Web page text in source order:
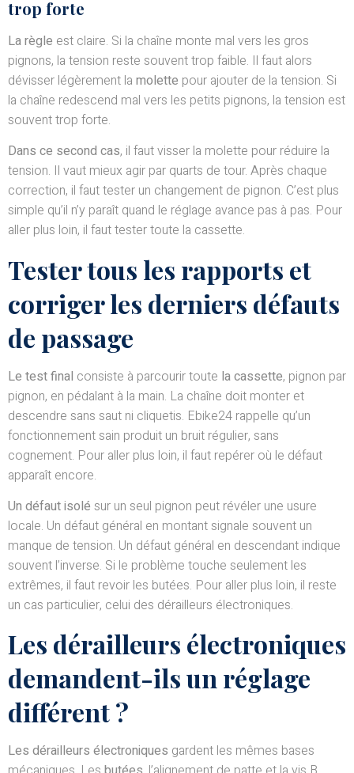
trop forte
La règle est claire. Si la chaîne monte mal vers les gros
pignons, la tension reste souvent trop faible. Il faut alors
dévisser légèrement la molette pour ajouter de la tension. Si
la chaîne redescend mal vers les petits pignons, la tension est
souvent trop forte.
Dans ce second cas, il faut visser la molette pour réduire la
tension. Il vaut mieux agir par quarts de tour. Après chaque
correction, il faut tester un changement de pignon. C’est plus
simple qu’il n’y paraît quand le réglage avance pas à pas. Pour
aller plus loin, il faut tester toute la cassette.
Tester tous les rapports et
corriger les derniers défauts
de passage
Le test final consiste à parcourir toute la cassette, pignon par
pignon, en pédalant à la main. La chaîne doit monter et
descendre sans saut ni cliquetis. Ebike24 rappelle qu’un
fonctionnement sain produit un bruit régulier, sans
cognement. Pour aller plus loin, il faut repérer où le défaut
apparaît encore.
Un défaut isolé sur un seul pignon peut révéler une usure
locale. Un défaut général en montant signale souvent un
manque de tension. Un défaut général en descendant indique
souvent l’inverse. Si le problème touche seulement les
extrêmes, il faut revoir les butées. Pour aller plus loin, il reste
un cas particulier, celui des dérailleurs électroniques.
Les dérailleurs électroniques
demandent-ils un réglage
différent ?
Les dérailleurs électroniques gardent les mêmes bases